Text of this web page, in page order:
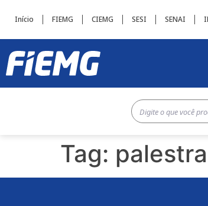
Início FIEMG CIEMG SESI SENAI
Tag: